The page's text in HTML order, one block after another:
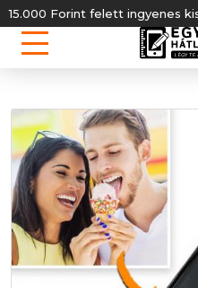
felett ingyenes kiszállítás!